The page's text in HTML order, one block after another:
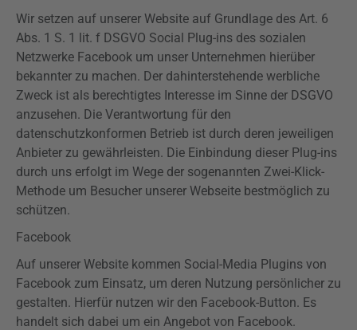
Wir setzen auf unserer Website auf Grundlage des Art. 6
Abs. 1 S. 1 lit. f DSGVO Social Plug-ins des sozialen
Netzwerke Facebook um unser Unternehmen hierüber
bekannter zu machen. Der dahinterstehende werbliche
Zweck ist als berechtigtes Interesse im Sinne der DSGVO
anzusehen. Die Verantwortung für den
datenschutzkonformen Betrieb ist durch deren jeweiligen
Anbieter zu gewährleisten. Die Einbindung dieser Plug-ins
durch uns erfolgt im Wege der sogenannten Zwei-Klick-
Methode um Besucher unserer Webseite bestmöglich zu
schützen.
Facebook
Auf unserer Website kommen Social-Media Plugins von
Facebook zum Einsatz, um deren Nutzung persönlicher zu
gestalten. Hierfür nutzen wir den Facebook-Button. Es
handelt sich dabei um ein Angebot von Facebook.